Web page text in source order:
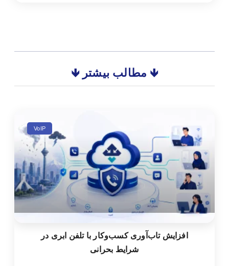
🡻 مطالب بیشتر 🡻
VoIP
افزایش تاب‌آوری کسب‌وکار با تلفن ابری در
شرایط بحرانی